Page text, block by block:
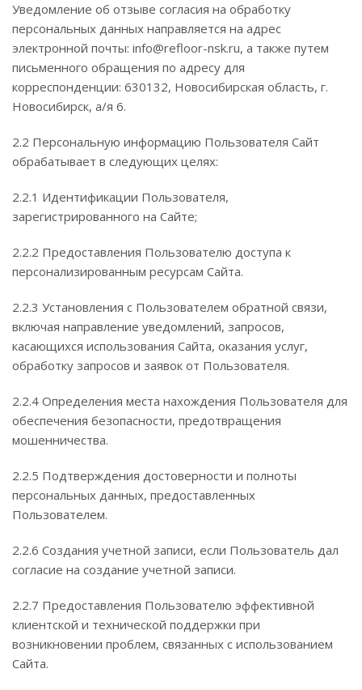
Уведомление об отзыве согласия на обработку
персональных данных направляется на адрес
электронной почты: info@refloor-nsk.ru, а также путем
письменного обращения по адресу для
корреспонденции: 630132, Новосибирская область, г.
Новосибирск, а/я 6.
2.2 Персональную информацию Пользователя Сайт
обрабатывает в следующих целях:
2.2.1 Идентификации Пользователя,
зарегистрированного на Сайте;
2.2.2 Предоставления Пользователю доступа к
персонализированным ресурсам Сайта.
2.2.3 Установления с Пользователем обратной связи,
включая направление уведомлений, запросов,
касающихся использования Сайта, оказания услуг,
обработку запросов и заявок от Пользователя.
2.2.4 Определения места нахождения Пользователя для
обеспечения безопасности, предотвращения
мошенничества.
2.2.5 Подтверждения достоверности и полноты
персональных данных, предоставленных
Пользователем.
2.2.6 Создания учетной записи, если Пользователь дал
согласие на создание учетной записи.
2.2.7 Предоставления Пользователю эффективной
клиентской и технической поддержки при
возникновении проблем, связанных с использованием
Сайта.